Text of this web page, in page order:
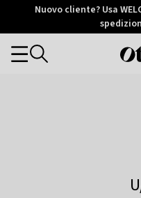
Otrium
Trustpilot
Nuovo cliente? Usa
Categories